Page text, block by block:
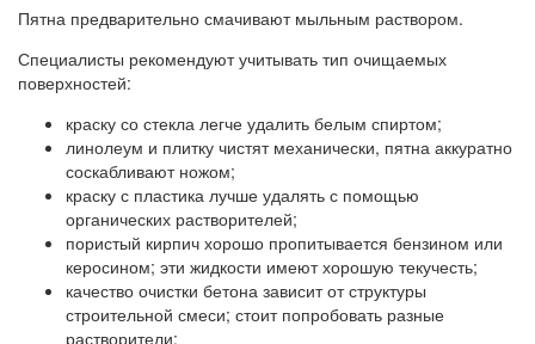
Пятна предварительно смачивают мыльным раствором.
Специалисты рекомендуют учитывать тип очищаемых
поверхностей:
краску со стекла легче удалить белым спиртом;
линолеум и плитку чистят механически, пятна аккуратно
соскабливают ножом;
краску с пластика лучше удалять с помощью
органических растворителей;
пористый кирпич хорошо пропитывается бензином или
керосином; эти жидкости имеют хорошую текучесть;
качество очистки бетона зависит от структуры
строительной смеси; стоит попробовать разные
растворители;